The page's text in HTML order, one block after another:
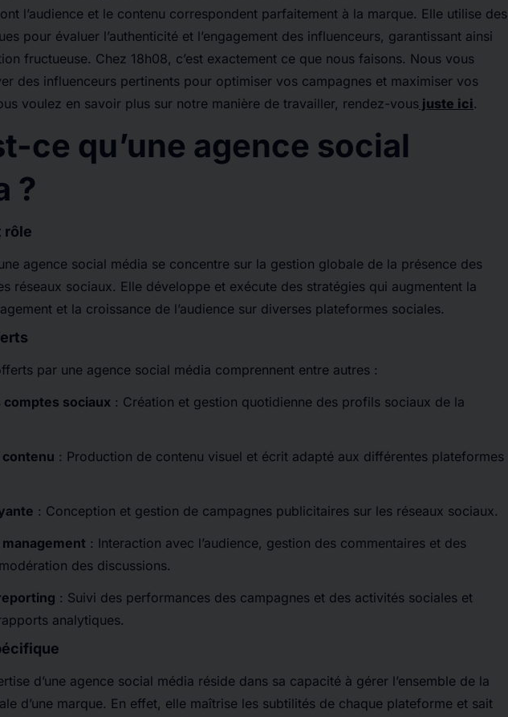
l’audience et le contenu correspondent parfaitement à la marque. Elle utilise des
pour évaluer l’authenticité et l’engagement des influenceurs, garantissant ainsi
fructueuse. Chez 18h08, c’est exactement ce que nous faisons. Nous vous
des influenceurs pertinents pour optimiser vos campagnes et maximiser vos
voulez en savoir plus sur notre manière de travailler, rendez-vous juste ici.
ce qu’une agence social
?
rôle
agence social média se concentre sur la gestion globale de la présence des
réseaux sociaux. Elle développe et exécute des stratégies qui augmentent la
et la croissance de l’audience sur diverses plateformes sociales.
par une agence social média comprennent entre autres :
comptes sociaux : Création et gestion quotidienne des profils sociaux de la
: Production de contenu visuel et écrit adapté aux différentes plateformes
: Conception et gestion de campagnes publicitaires sur les réseaux sociaux.
: Interaction avec l’audience, gestion des commentaires et des
des discussions.
: Suivi des performances des campagnes et des activités sociales et
analytiques.
d’une agence social média réside dans sa capacité à gérer l’ensemble de la
d’une marque. En effet, elle maîtrise les subtilités de chaque plateforme et sait